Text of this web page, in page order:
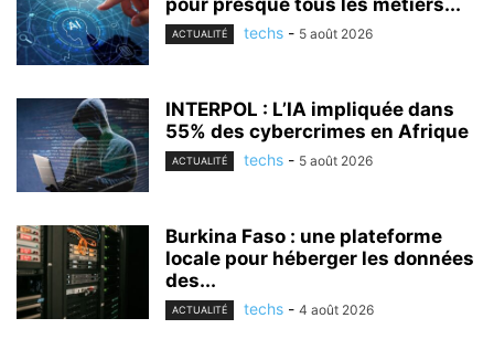
ACTUALITÉ techs - 5 août 2026
INTERPOL : L’IA impliquée dans
55% des cybercrimes en Afrique
ACTUALITÉ techs - 5 août 2026
Burkina Faso : une plateforme
locale pour héberger les données
des...
ACTUALITÉ techs - 4 août 2026